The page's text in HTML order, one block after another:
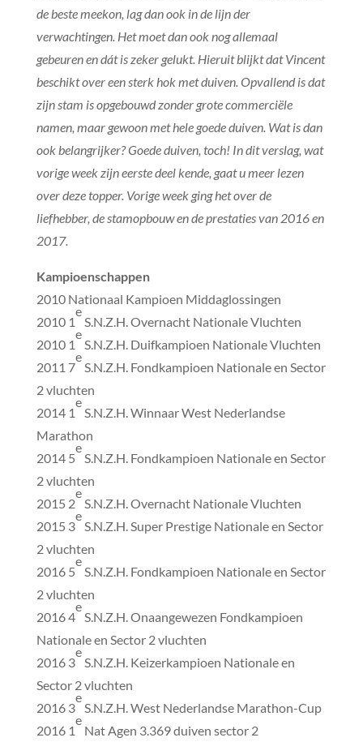
de beste meekon, lag dan ook in de lijn der
verwachtingen. Het moet dan ook nog allemaal
gebeuren en dát is zeker gelukt. Hieruit blijkt dat Vincent
beschikt over een sterk hok met duiven. Opvallend is dat
zijn stam is opgebouwd zonder grote commerciële
namen, maar gewoon met hele goede duiven. Wat is dan
ook belangrijker? Goede duiven, toch! In dit verslag, wat
vorige week zijn eerste deel kende, gaat u meer lezen
over deze topper. Vorige week ging het over de
liefhebber, de stamopbouw en de prestaties van 2016 en
2017.
Kampioenschappen
2010 Nationaal Kampioen Middaglossingen
2010 1
e
S.N.Z.H. Overnacht Nationale Vluchten
2010 1
e
S.N.Z.H. Duifkampioen Nationale Vluchten
2011 7
e
S.N.Z.H. Fondkampioen Nationale en Sector
2 vluchten
2014 1
e
S.N.Z.H. Winnaar West Nederlandse
Marathon
2014 5
e
S.N.Z.H. Fondkampioen Nationale en Sector
2 vluchten
2015 2
e
S.N.Z.H. Overnacht Nationale Vluchten
2015 3
e
S.N.Z.H. Super Prestige Nationale en Sector
2 vluchten
2016 5
e
S.N.Z.H. Fondkampioen Nationale en Sector
2 vluchten
2016 4
e
S.N.Z.H. Onaangewezen Fondkampioen
Nationale en Sector 2 vluchten
2016 3
e
S.N.Z.H. Keizerkampioen Nationale en
Sector 2 vluchten
2016 3
e
S.N.Z.H. West Nederlandse Marathon-Cup
2016 1
e
Nat Agen 3.369 duiven sector 2